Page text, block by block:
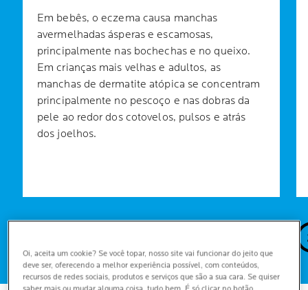
Em bebês, o eczema causa manchas
avermelhadas ásperas e escamosas,
principalmente nas bochechas e no queixo.
Em crianças mais velhas e adultos, as
manchas de dermatite atópica se concentram
principalmente no pescoço e nas dobras da
pele ao redor dos cotovelos, pulsos e atrás
dos joelhos.
Oi, aceita um cookie? Se você topar, nosso site vai funcionar do jeito que
deve ser, oferecendo a melhor experiência possível, com conteúdos,
recursos de redes sociais, produtos e serviços que são a sua cara. Se quiser